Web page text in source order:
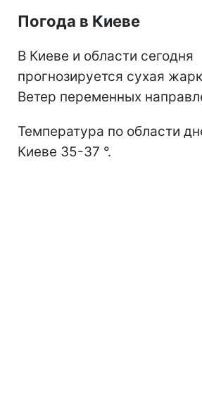
Погода в Киеве
В Киеве и области сегодня
прогнозируется сухая
Ветер переменных
Температура по области
Киеве 35-37 °.